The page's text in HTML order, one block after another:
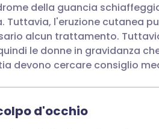
Condividi via email
Condividi su Facebook
Condividi su X
🇬🇧 English
🇪🇸 Español
🇮🇳 हिन्दी
della guancia
Tuttavia, l'eruzione cutanea
alcun trattamento.
le donne in gravidanza
devono cercare consiglio
d'occhio